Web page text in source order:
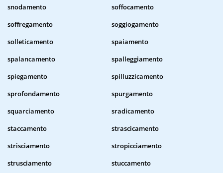
snodamento
soffocamento
soffregamento
soggiogamento
solleticamento
spaiamento
spalancamento
spalleggiamento
spiegamento
spilluzzicamento
sprofondamento
spurgamento
squarciamento
sradicamento
staccamento
strascicamento
strisciamento
stropicciamento
strusciamento
stuccamento